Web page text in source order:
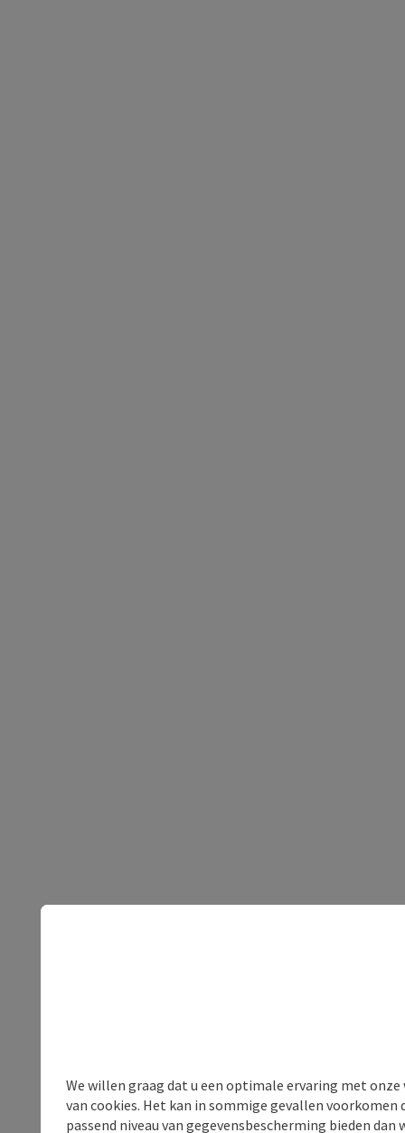
We willen graag dat u een optimale ervaring met
van cookies. Het kan in sommige gevallen voorkomen
passend niveau van gegevensbescherming bieden